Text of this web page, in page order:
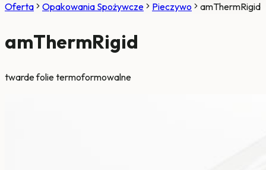
Oferta Opakowania Spożywcze Pieczywo amThermRigid
amThermRigid
twarde folie termoformowalne